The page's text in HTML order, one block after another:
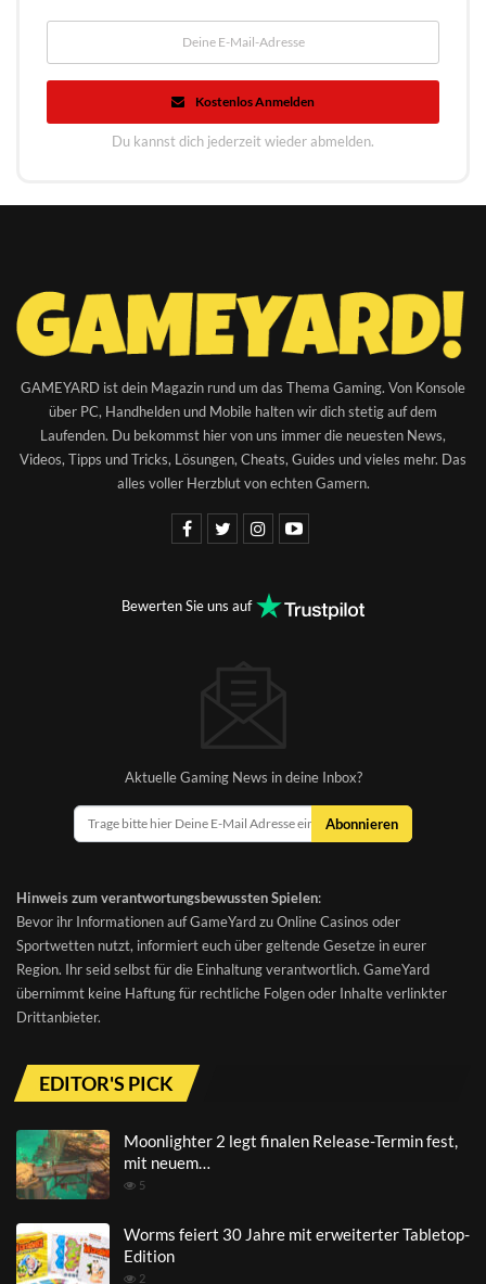
Kostenlos Anmelden
Du kannst dich jederzeit wieder abmelden.
GAMEYARD ist dein Magazin rund um das Thema Gaming. Von Konsole
über PC, Handhelden und Mobile halten wir dich stetig auf dem
Laufenden. Du bekommst hier von uns immer die neuesten News,
Videos, Tipps und Tricks, Lösungen, Cheats, Guides und vieles mehr. Das
alles voller Herzblut von echten Gamern.
Bewerten Sie uns auf
Aktuelle Gaming News in deine Inbox?
Abonnieren
Hinweis zum verantwortungsbewussten Spielen:
Bevor ihr Informationen auf GameYard zu Online Casinos oder
Sportwetten nutzt, informiert euch über geltende Gesetze in eurer
Region. Ihr seid selbst für die Einhaltung verantwortlich. GameYard
übernimmt keine Haftung für rechtliche Folgen oder Inhalte verlinkter
Drittanbieter.
EDITOR'S PICK
Moonlighter 2 legt finalen Release-Termin fest,
mit neuem…
5
Worms feiert 30 Jahre mit erweiterter Tabletop-
Edition
2